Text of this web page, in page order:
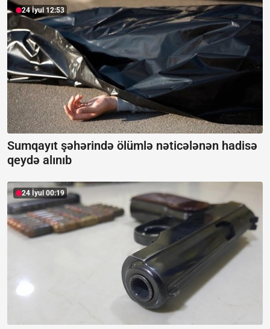
24 İyul 12:53
Sumqayıt şəhərində ölümlə nəticələnən hadisə
qeydə alınıb
24 İyul 00:19